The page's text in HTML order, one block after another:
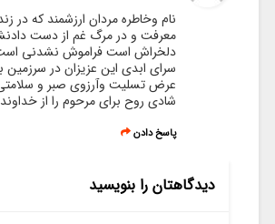
نام وخاطره مردان ارزشمند که در
معرفت و در مرگ غم از دست
دلخراش است فراموش نشدنی
سرای ابدی این عزیزان در سرزمین
عرض تسلیت وآرزوی صبر و سلامتی
شادی روح برای مرحوم را از
پاسخ دادن
دیدگاهتان را بنویسید